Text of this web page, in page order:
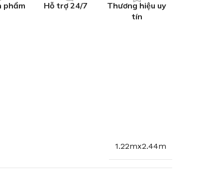
phẩm Hỗ trợ 24/7
Thương hiệu uy
tín
1.22mx2.44m